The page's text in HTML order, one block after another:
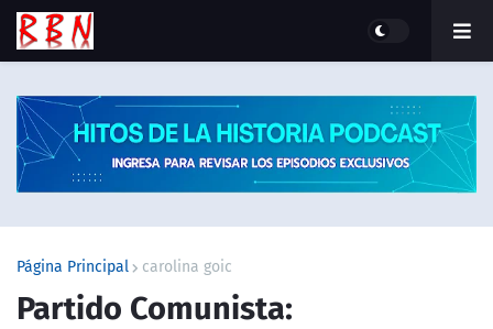
Página Principal carolina goic
Partido Comunista: